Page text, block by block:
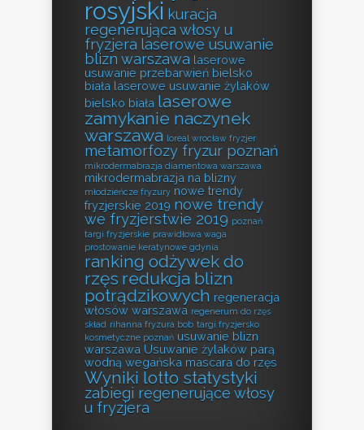
rosyjski kuracja
regenerująca włosy u
fryzjera laserowe usuwanie
blizn warszawa laserowe
usuwanie przebarwień bielsko
biała laserowe usuwanie żylaków
bielsko biała laserowe
zamykanie naczynek
warszawa
loreal wrocław fryzjer
metamorfozy fryzur poznań
mikrodermabrazja diamentowa warszawa
mikrodermabrazja na blizny
młodzieńcze fryzury nowe trendy
fryzjerskie 2019 nowe trendy
we fryzjerstwie 2019 poznań
targi fryzjerskie prawidłowa waga
prostowanie keratynowe gdynia
ranking odżywek do
rzęs redukcja blizn
potrądzikowych regeneracja
włosów warszawa regenerum do rzęs
skład rihanna fryzura bob targi fryzjersko
kosmetyczne poznań usuwanie blizn
warszawa Usuwanie żylaków parą
wodną wegańska mascara do rzęs
Wyniki lotto statystyki
zabiegi regenerujące włosy
u fryzjera